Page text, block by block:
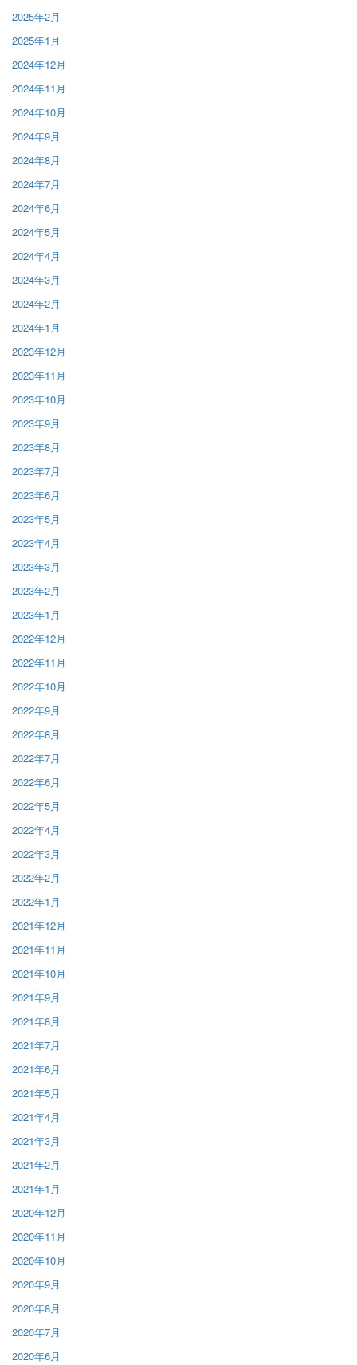
2025年2月
2025年1月
2024年12月
2024年11月
2024年10月
2024年9月
2024年8月
2024年7月
2024年6月
2024年5月
2024年4月
2024年3月
2024年2月
2024年1月
2023年12月
2023年11月
2023年10月
2023年9月
2023年8月
2023年7月
2023年6月
2023年5月
2023年4月
2023年3月
2023年2月
2023年1月
2022年12月
2022年11月
2022年10月
2022年9月
2022年8月
2022年7月
2022年6月
2022年5月
2022年4月
2022年3月
2022年2月
2022年1月
2021年12月
2021年11月
2021年10月
2021年9月
2021年8月
2021年7月
2021年6月
2021年5月
2021年4月
2021年3月
2021年2月
2021年1月
2020年12月
2020年11月
2020年10月
2020年9月
2020年8月
2020年7月
2020年6月